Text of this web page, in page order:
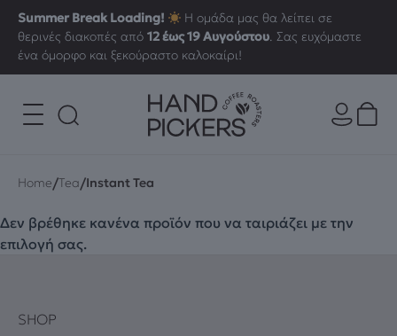
Summer Break Loading!
Η ομάδα μας θα λείπει σε
θερινές διακοπές από12 έως 19 Αυγούστου. Σας ευχόμαστε
ένα όμορφο και ξεκούραστο καλοκαίρι!
Home/Tea/Instant Tea
Δεν βρέθηκε κανένα προϊόν που να ταιριάζει με την
επιλογή σας.
SHOP